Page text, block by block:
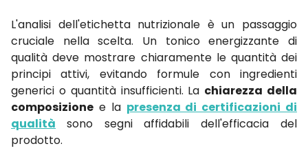
L'analisi dell'etichetta nutrizionale è un passaggio
cruciale nella scelta. Un tonico energizzante di
qualità deve mostrare chiaramente le quantità dei
principi attivi, evitando formule con ingredienti
generici o quantità insufficienti. La chiarezza della
composizione e la presenza di certificazioni di
qualità
sono segni affidabili dell'efficacia del
prodotto.